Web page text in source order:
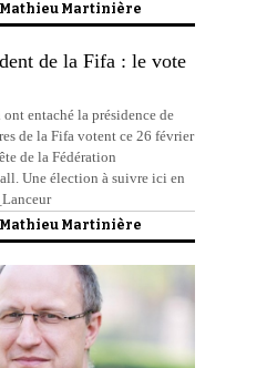
Mathieu Martinière
de la Fifa : le vote
entaché la présidence de
de la Fifa votent ce 26 février
de la Fédération
Une élection à suivre ici en
Mathieu Martinière